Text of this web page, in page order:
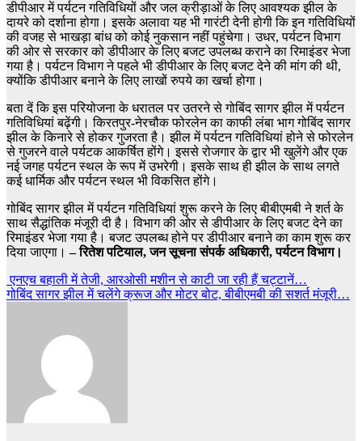
डीपीआर में पर्यटन गतिविधियों और जल क्रीड़ाओं के लिए आवश्यक झील के
दायरे को दर्शाना होगा। इसके अलावा यह भी गारंटी देनी होगी कि इन गतिविधियों
की वजह से भाखड़ा बांध को कोई नुकसान नहीं पहुंचेगा। उधर, पर्यटन विभाग
की ओर से सरकार को डीपीआर के लिए बजट उपलब्ध कराने का रिमाइंडर भेजा
गया है। पर्यटन विभाग ने पहले भी डीपीआर के लिए बजट देने की मांग की थी,
क्योंकि डीपीआर बनाने के लिए लाखों रुपये का खर्चा होगा।
बता दें कि इस परियोजना के धरातल पर उतरने से गोबिंद सागर झील में पर्यटन
गतिविधियां बढ़ेंगी। किरतपुर-नेरचौक फोरलेन का काफी लंबा भाग गोबिंद सागर
झील के किनारे से होकर गुजरता है। झील में पर्यटन गतिविधियां होने से फोरलेन
से गुजरने वाले पर्यटक आकर्षित होंगे। इससे रोजगार के द्वार भी खुलेंगे और एक
नई जगह पर्यटन स्थल के रूप में उभरेगी। इसके साथ ही झील के साथ लगते
कई धार्मिक और पर्यटन स्थल भी विकसित होंगे।
गोबिंद सागर झील में पर्यटन गतिविधियां शुरू करने के लिए बीबीएमबी ने शर्त के
साथ सैद्धांतिक मंजूरी दी है। विभाग की ओर से डीपीआर के लिए बजट देने का
रिमाइंडर भेजा गया है। बजट उपलब्ध होने पर डीपीआर बनाने का काम शुरू कर
दिया जाएगा।– रितेश पटियाल, जन सूचना संपर्क अधिकारी, पर्यटन विभाग।
Post
navigation
एनएच बहाली में तेजी, आरओसी मशीन से काटी जा रही हैं चट्टानें…
गोबिंद सागर झील में चलेंगे क्रूज और मोटर बोट, बीबीएमबी की सशर्त मंजूरी…